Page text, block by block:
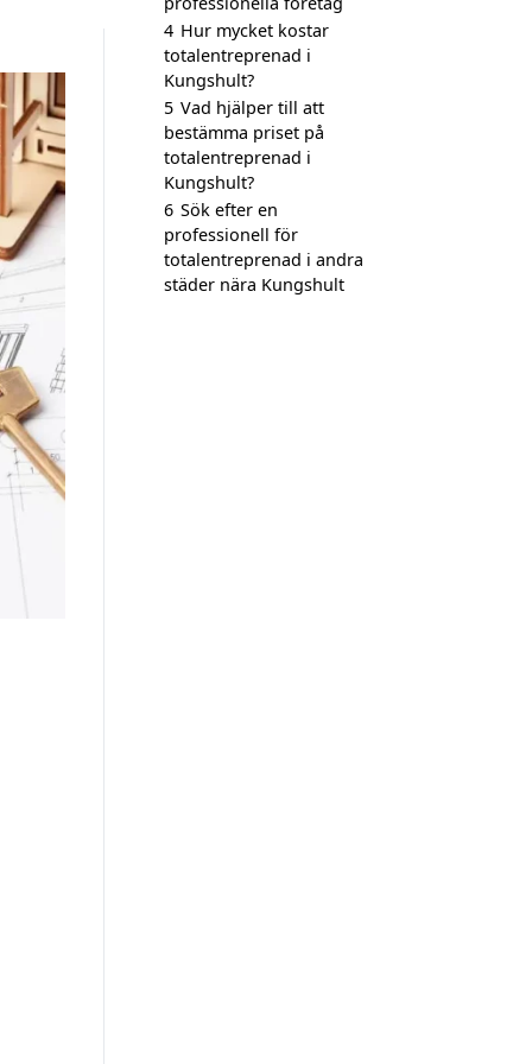
4 Hur mycket kostar
totalentreprenad i
Kungshult?
5 Vad hjälper till att
bestämma priset på
totalentreprenad i
Kungshult?
6 Sök efter en
professionell för
totalentreprenad i andra
städer nära Kungshult